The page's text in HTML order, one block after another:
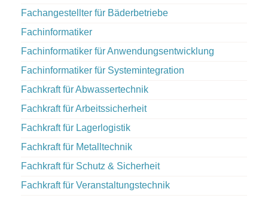
Fachangestellter für Bäderbetriebe
Fachinformatiker
Fachinformatiker für Anwendungsentwicklung
Fachinformatiker für Systemintegration
Fachkraft für Abwassertechnik
Fachkraft für Arbeitssicherheit
Fachkraft für Lagerlogistik
Fachkraft für Metalltechnik
Fachkraft für Schutz & Sicherheit
Fachkraft für Veranstaltungstechnik